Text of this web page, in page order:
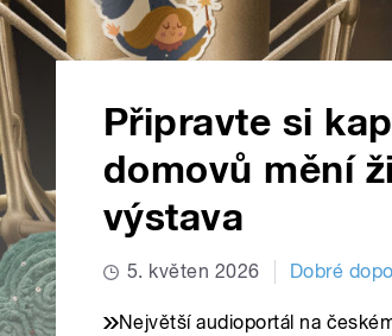
Připravte si
domovů mění
výstava
5. květen 2026 Dobré
Největší audioportál na